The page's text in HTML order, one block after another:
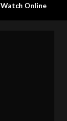
Watch Online